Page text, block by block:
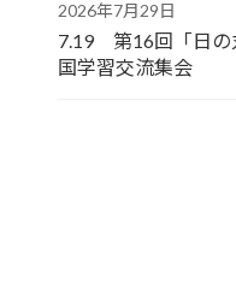
2026年7月29日
7.19 第16回「日の
国学習交流集会